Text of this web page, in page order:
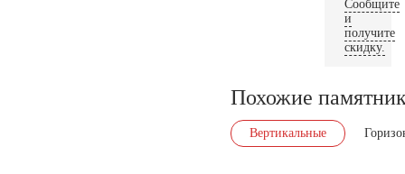
Сообщите
и
получите
скидку.
Похожие
Вертикальные